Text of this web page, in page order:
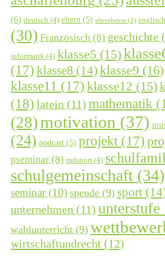
(6) deutsch (4) eltern (5) elternbeirat (3) englisch
(30) Französisch (8) geschichte
informatik (4) klasse5 (15)
(17) klasse8 (14) klasse9 (16)
klasse11 (17) klasse12 (15)
(18) latein (11) mathematik
(28)motivation (37)
(24) podcast (5) projekt (17)
pseminar (8) radsport (4)
schulgemeinschaft (34)
seminar(10) spende (9) sport
unternehmen (11) unterstufe
wahlunterricht (9)
wirtschaftundrecht (12)